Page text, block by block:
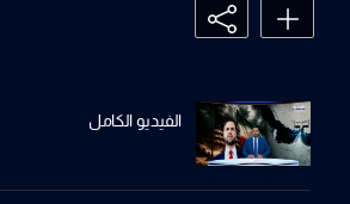
الفيديو الكامل